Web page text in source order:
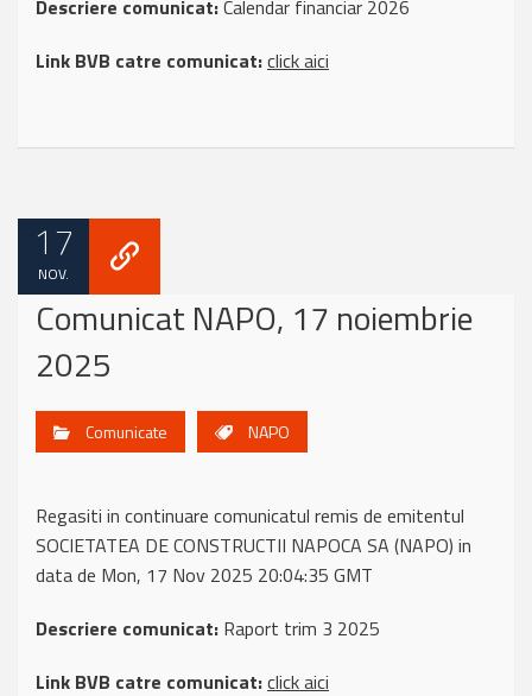
Descriere comunicat:Calendar financiar 2026
Link BVB catre comunicat:click aici
17
NOV.
Comunicat NAPO, 17 noiembrie
2025
Comunicate NAPO
Regasiti in continuare comunicatul remis de emitentul
SOCIETATEA DE CONSTRUCTII NAPOCA SA (NAPO) in
data de Mon, 17 Nov 2025 20:04:35 GMT
Descriere comunicat: Raport trim 3 2025
Link BVB catre comunicat:click aici